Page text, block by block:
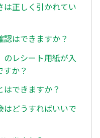
は正しく引かれてい
はできますか？
のレシート用紙が入
か？
はできますか？
はどうすればいいで